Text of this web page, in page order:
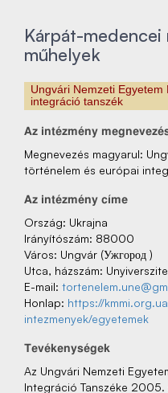
Kárpát-
műhelyek
Ungvári Nemzeti
integráció tanszék
Az‌ intézmény‌
Megnevezés‌ magyarul:
történelem és európai
Az‌ intézmény‌ címe
Ország: Ukrajna
Irányítószám: 88000
Város: Ungvár (Ужгород )
Utca, házszám:
E-mail:
Honlap: https://
intezmenyek/egyetemek
Tevékenységek
Az Ungvári Nemzeti
Integráció Tanszéke